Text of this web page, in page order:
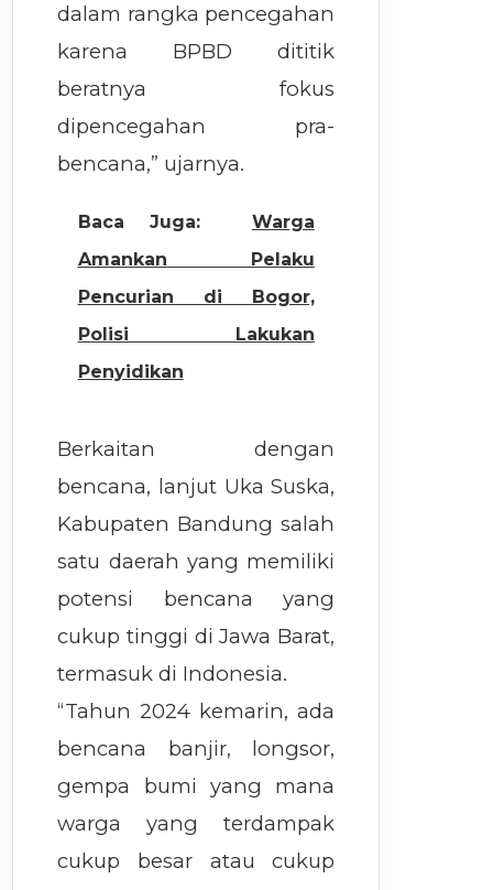
dalam rangka pencegahan
karena BPBD dititik
beratnya fokus
dipencegahan pra-
bencana,” ujarnya.
Baca Juga:
Warga
Amankan Pelaku
Pencurian di Bogor,
Polisi Lakukan
Penyidikan
Berkaitan dengan
bencana, lanjut Uka Suska,
Kabupaten Bandung salah
satu daerah yang memiliki
potensi bencana yang
cukup tinggi di Jawa Barat,
termasuk di Indonesia.
“Tahun 2024 kemarin, ada
bencana banjir, longsor,
gempa bumi yang mana
warga yang terdampak
cukup besar atau cukup